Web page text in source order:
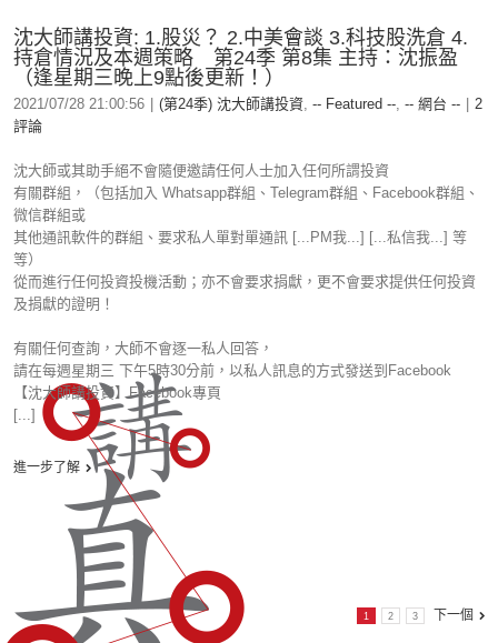
沈大師講投資: 1.股災？ 2.中美會談 3.科技股洗倉 4.
持倉情況及本週策略 第24季 第8集 主持：沈振盈
（逢星期三晚上9點後更新！）
2021/07/28 21:00:56 (第24季) 沈大師講投資, -- Featured --, -- 網台 --
2
評論
沈大師或其助手絕不會隨便邀請任何人士加入任何所謂投資
有關群組，（包括加入 Whatsapp群組、Telegram群組、Facebook群組、
微信群組或
其他通訊軟件的群組、要求私人單對單通訊 [...PM我...] [...私信我...] 等
等）
從而進行任何投資投機活動；亦不會要求捐獻，更不會要求提供任何投資
及捐獻的證明！
有關任何查詢，大師不會逐一私人回答，
請在每週星期三 下午5時30分前，以私人訊息的方式發送到Facebook
【沈大師講投資】Facebook專頁
[...]
進一步了解
1 2 3 下一個